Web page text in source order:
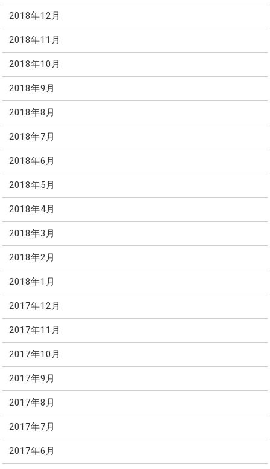
2018年12月
2018年11月
2018年10月
2018年9月
2018年8月
2018年7月
2018年6月
2018年5月
2018年4月
2018年3月
2018年2月
2018年1月
2017年12月
2017年11月
2017年10月
2017年9月
2017年8月
2017年7月
2017年6月